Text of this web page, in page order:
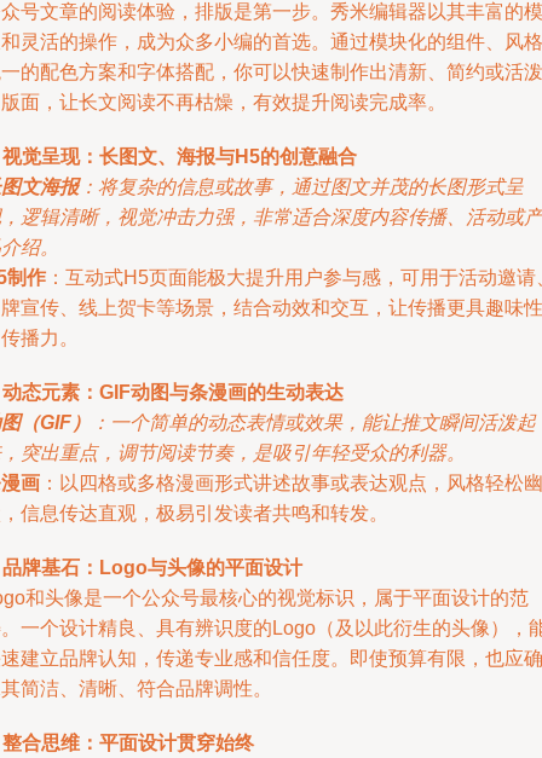
号文章的阅读体验，排版是第一步。秀米编辑器以其丰富的模
灵活的操作，成为众多小编的首选。通过模块化的组件、风格
的配色方案和字体搭配，你可以快速制作出清新、简约或活泼
面，让长文阅读不再枯燥，有效提升阅读完成率。
觉呈现：长图文、海报与H5的创意融合
文海报：将复杂的信息或故事，通过图文并茂的长图形式呈
逻辑清晰，视觉冲击力强，非常适合深度内容传播、活动或产
绍。
制作 ：互动式H5页面能极大提升用户参与感，可用于活动邀请
宣传、线上贺卡等场景，结合动效和交互，让传播更具趣味性
播力。
态元素：GIF动图与条漫画的生动表达
（GIF）
：一个简单的动态表情或效果，能让推文瞬间活泼起
突出重点，调节阅读节奏，是吸引年轻受众的利器。
画 ：以四格或多格漫画形式讲述故事或表达观点，风格轻松幽
信息传达直观，极易引发读者共鸣和转发。
品牌基石：Logo与头像的平面设计
和头像是一个公众号最核心的视觉标识，属于平面设计的范
一个设计精良、具有辨识度的Logo（及以此衍生的头像），
建立品牌认知，传递专业感和信任度。即使预算有限，也应确
简洁、清晰、符合品牌调性。
合思维：平面设计贯穿始终